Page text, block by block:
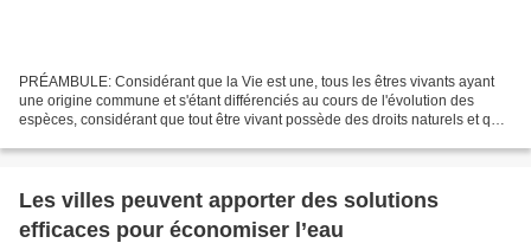
PRÉAMBULE: Considérant que la Vie est une, tous les êtres vivants ayant
une origine commune et s'étant différenciés au cours de l'évolution des
espèces, considérant que tout être vivant possède des droits naturels et que
Les villes peuvent apporter des solutions
efficaces pour économiser l’eau